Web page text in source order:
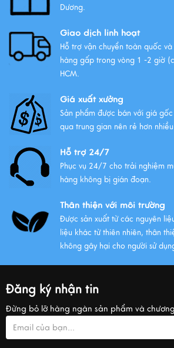
Xem thêm
Dương.
Giao dịch linh hoạt
Hỗ trợ vận chuyển toàn quốc
hàng gấp trong vòng 1 -2 giờ
HCM.
Giá xuất xưởng
Sản phẩm được bán với giá
qua trung gian nên rẻ hơn
Hỗ trợ 24/7
Phục vụ 24/7 cho trải nghiệm
hàng không bị gián đoạn.
Thân thiện với môi trường
Được sản xuất từ các nguyên
liệu khác từ thiên nhiên, thân
không gây hại cho người sử
Đăng ký nhận tin
Đừng bỏ lỡ hàng ngàn sản phẩm và